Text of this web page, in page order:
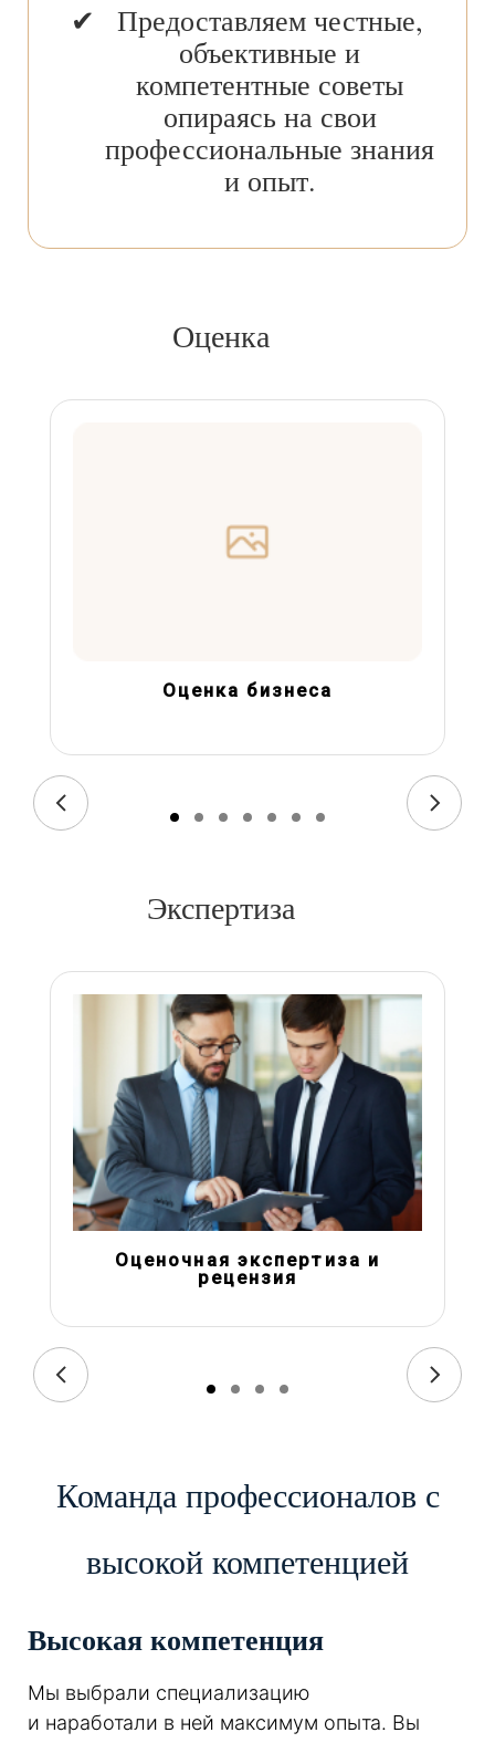
Предоставляем честные,
объективные и
компетентные советы
опираясь на свои
профессиональные знания
и опыт.
Оценка
Оценка бизнеса
Экспертиза
Оценочная экспертиза и
рецензия
Команда профессионалов с
высокой компетенцией
Высокая компетенция
Мы выбрали специализацию
и наработали в ней максимум опыта. Вы